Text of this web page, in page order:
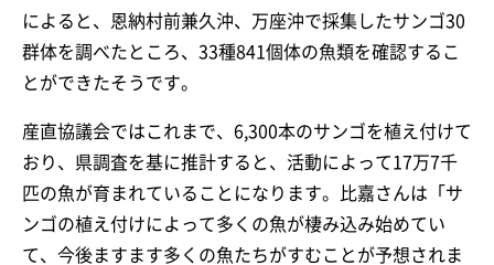
によると、恩納村前兼久沖、万座沖で採集したサンゴ30
群体を調べたところ、33種841個体の魚類を確認するこ
とができたそうです。
産直協議会ではこれまで、6,300本のサンゴを植え付けて
おり、県調査を基に推計すると、活動によって17万7千
匹の魚が育まれていることになります。比嘉さんは「サ
ンゴの植え付けによって多くの魚が棲み込み始めてい
て、今後ますます多くの魚たちがすむことが予想されま